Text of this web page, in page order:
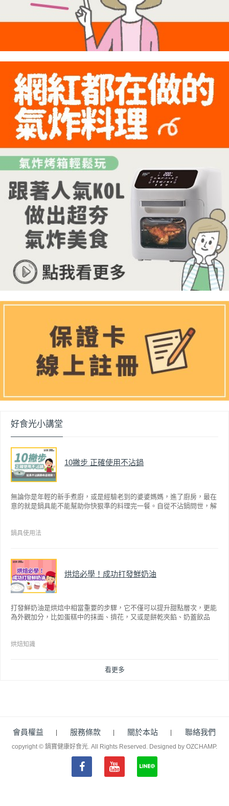
好食光小講堂
10撇步 正確使用不沾鍋
無論你是年輕的新手煮廚，或是經驗老到的婆婆媽媽，進了廚房，最在
意的就是鍋具能不能幫助你快狠準的料理完一餐。自從不沾鍋問世，解
因此金鑽不沾系列的鍋具，更年年穩居銷售排行榜的前幾名。然而如何
鍋具使用法
烘焙必學！成功打發鮮奶油
打發鮮奶油是烘焙中相當重要的步驟，它不僅可以提升甜點層次，更能
為外觀加分，比如蛋糕中的抹面、擠花，又或是餅乾夾餡、奶蓋飲品
烘焙知識
看更多
會員權益 服務條款 關於本站 聯絡我們
copyright © 鍋寶健康好食光. All Rights Reserved. Designed by OZCHAMP.